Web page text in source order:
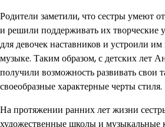
Родители заметили, что сестры умеют
и решили поддерживать их творческие
для девочек наставников и устроили
музыке. Таким образом, с детских лет
получили возможность развивать свои
своеобразные характерные черты стиля.
На протяжении ранних лет жизни
художественные школы и музыкальные